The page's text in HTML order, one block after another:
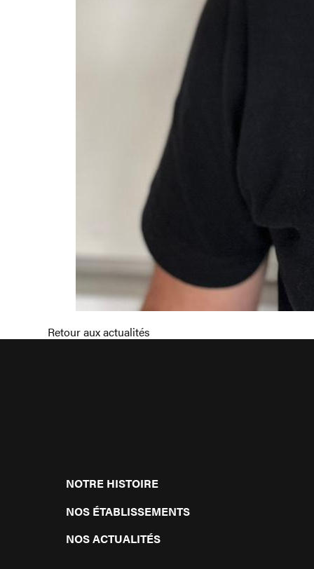
Retour aux actualités
NOTRE HISTOIRE
NOS ÉTABLISSEMENTS
NOS ACTUALITÉS